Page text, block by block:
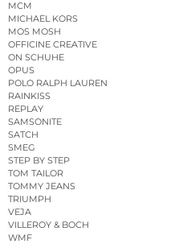
MCM
MICHAEL KORS
MOS MOSH
OFFICINE CREATIVE
ON SCHUHE
OPUS
POLO RALPH LAUREN
RAINKISS
REPLAY
SAMSONITE
SATCH
SMEG
STEP BY STEP
TOM TAILOR
TOMMY JEANS
TRIUMPH
VEJA
VILLEROY & BOCH
WMF